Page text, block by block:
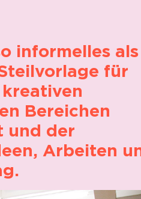
informelles als
für
Bereichen
und der
Arbeiten